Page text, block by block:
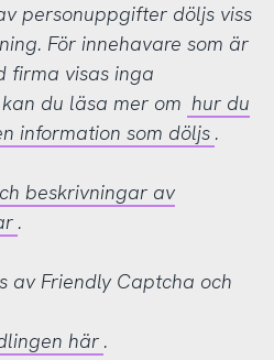
personuppgifter döljs viss
För innehavare som är
firma visas inga
du läsa mer om hur du
information som döljs .
beskrivningar av
.
av Friendly Captcha och
här .